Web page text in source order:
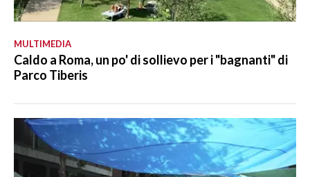
MULTIMEDIA
Caldo a Roma, un po' di sollievo per i "bagnanti" di
Parco Tiberis